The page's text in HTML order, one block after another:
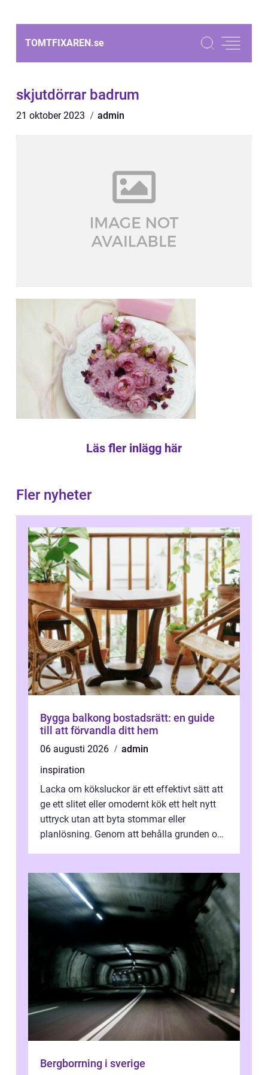
TOMTFIXAREN.se
skjutdörrar badrum
21 oktober 2023 admin
Läs fler inlägg här
Fler nyheter
Bygga balkong bostadsrätt: en guide
till att förvandla ditt hem
06 augusti 2026
admin
inspiration
Lacka om köksluckor är ett effektivt sätt att
ge ett slitet eller omodernt kök ett helt nytt
uttryck utan att byta stommar eller
planlösning. Genom att behålla grunden och
Bergborrning i sverige